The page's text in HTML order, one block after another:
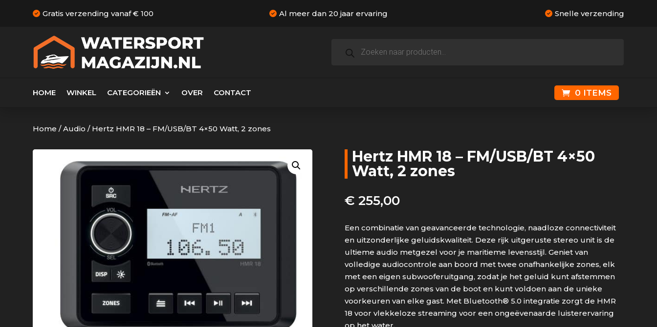
Gratis verzending vanaf € 100 Al meer dan 20 jaar ervaring Snelle verzending
zoeken
HOME WINKEL CATEGORIEËN OVER CONTACT 0 ITEMS
Home /Audio / Hertz HMR 18 – FM/USB/BT 4×50 Watt, 2 zones
Hertz HMR 18 – FM/USB/BT 4×50
Watt, 2 zones
€ 255,00
Een combinatie van geavanceerde technologie, naadloze connectiviteit
en uitzonderlijke geluidskwaliteit. Deze rijk uitgeruste stereo unit is de
ultieme audio metgezel voor je maritieme levensstijl. Geniet van
volledige audiocontrole aan boord met twee onafhankelijke zones, elk
met een eigen subwooferuitgang, zodat je het geluid kunt afstemmen
op verschillende zones van de boot en kunt voldoen aan de unieke
voorkeuren van elke gast. Met Bluetooth® 5.0 integratie zorgt de HMR
18 voor vlekkeloze streaming voor een ongeëvenaarde luisterervaring